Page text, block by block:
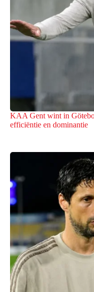
KAA Gent wint in
efficiëntie en dominantie